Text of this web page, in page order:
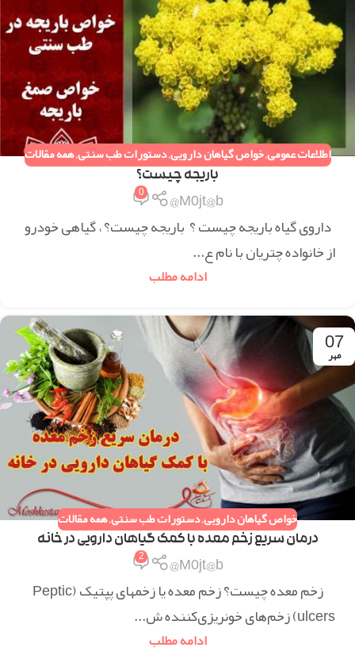
اطلاعات عمومی,خواص گیاهان دارویی,دستورات طب سنتی,همه مقالات
باریجه چیست؟
M0jt@b@
0
داروی گیاه باریجه چیست ؟ باریجه چیست؟ ، گیاهی خودرو
از خانواده چتریان با نام ع...
ادامه مطلب
07
مهر
خواص گیاهان دارویی,دستورات طب سنتی,همه مقالات
درمان سریع زخم معده با کمک گیاهان دارویی در خانه
M0jt@b@
2
زخم معده چیست؟ زخم معده یا زخمهای پپتیک (Peptic
ulcers) زخم‌های خونریزی‌کننده ش...
ادامه مطلب